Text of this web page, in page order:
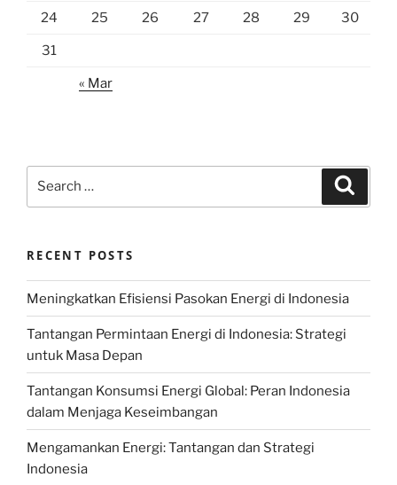
24 25 26 27 28 29 30
31
« Mar
RECENT POSTS
Meningkatkan Efisiensi Pasokan Energi di Indonesia
Tantangan Permintaan Energi di Indonesia: Strategi
untuk Masa Depan
Tantangan Konsumsi Energi Global: Peran Indonesia
dalam Menjaga Keseimbangan
Mengamankan Energi: Tantangan dan Strategi
Indonesia